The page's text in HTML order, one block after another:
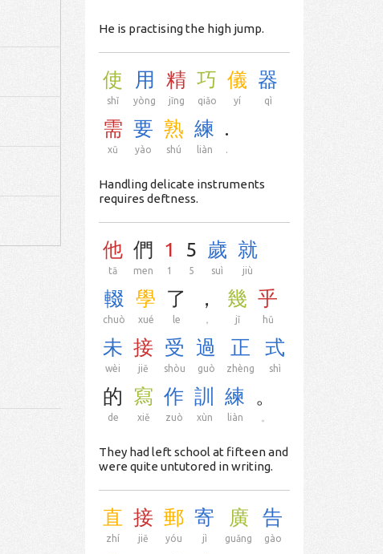
He is practising the high jump.
使
shǐ
用
yòng
精
jīng
巧
qiǎo
儀
yí
器
qì
需
xū
要
yào
熟
shú
練
liàn
.
.
Handling delicate instruments
requires deftness.
他
tā
們
men
1
1
5
5
歲
suì
就
jiù
輟
chuò
學
xué
了
le
，
，
幾
jǐ
乎
hū
未
wèi
接
jiē
受
shòu
過
guò
正
zhèng
式
shì
的
de
寫
xiě
作
zuò
訓
xùn
練
liàn
。
They had left school at fifteen and
were quite untutored in writing.
直
zhí
接
jiē
郵
yóu
寄
jì
廣
guǎng
告
gào